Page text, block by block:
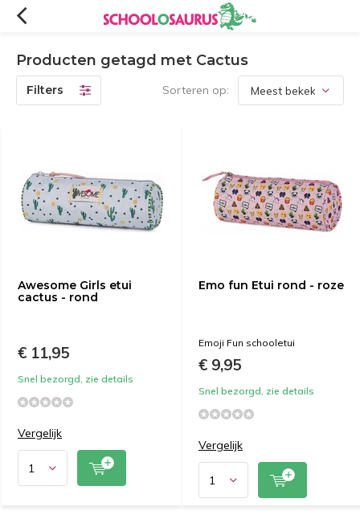
Producten getagd met Cactus
Filters Sorteren op:
Awesome Girls etui
cactus - rond
€ 11,95
Snel bezorgd, zie details
Vergelijk
Emo fun Etui rond - roze
Emoji Fun schooletui
€ 9,95
Snel bezorgd, zie details
Vergelijk